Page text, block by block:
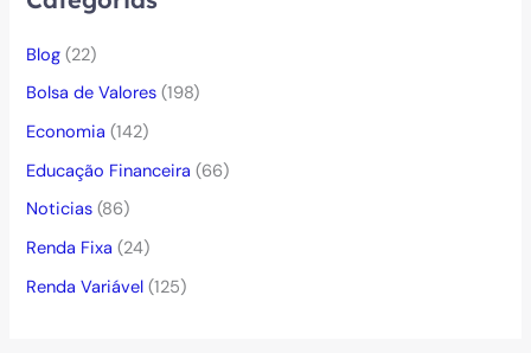
Blog (22)
Bolsa de Valores (198)
Economia (142)
Educação Financeira (66)
Noticias (86)
Renda Fixa (24)
Renda Variável (125)